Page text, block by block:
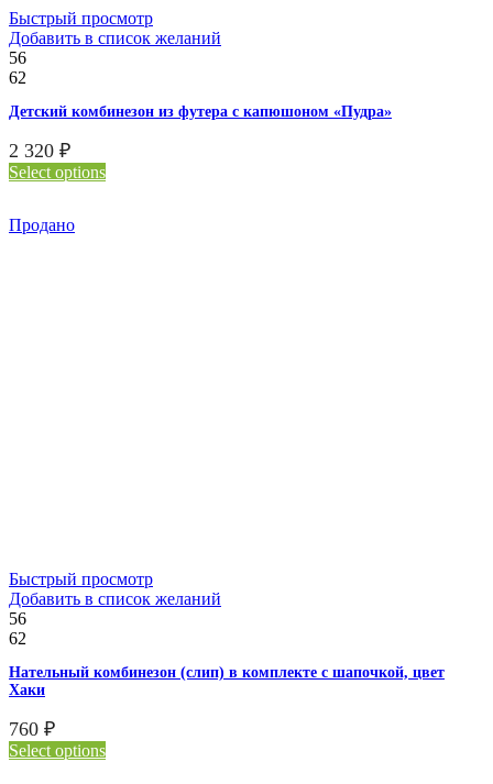
Быстрый просмотр
Добавить в список желаний
56
62
Детский комбинезон из футера с капюшоном «Пудра»
2 320 ₽
Select options
Продано
Быстрый просмотр
Добавить в список желаний
56
62
Нательный комбинезон (слип) в комплекте с шапочкой, цвет
Хаки
760 ₽
Select options